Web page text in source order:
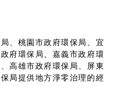
桃園市政府環保局、宜
府環保局、嘉義市政府環
高雄市政府環保局、屏東
局提供地方淨零治理的經